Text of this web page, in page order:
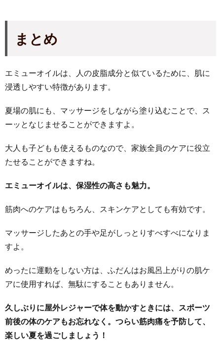
まとめ
エミューオイルは、人の皮脂成分と似ているために、肌に
浸透しやすい特徴があります。
夏場の肌にも、マッサージをしながら塗り込むことで、ス
ーッとなじませることができますよ。
大人も子どもも使えるものなので、家族全員のケアに役立
たせることができますね。
エミューオイルは、保湿性の高さも魅力。
筋肉へのケアはもちろん、スキンケアとしても有効です。
マッサージしたあとの手や足がしっとりすべすべになりま
すよ。
めったに運動をしない方は、ふだんはお風呂上がりの肌ケ
アに使用すれば、無駄にすることもありません。
久しぶりに屋外レジャーで体を動かすときには、スポーツ
前後の体のケアもお忘れなく。つらい筋肉痛を予防して、
楽しい夏を過ごしましょう！